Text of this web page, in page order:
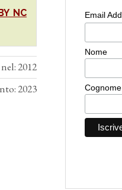
NC
2012
2023